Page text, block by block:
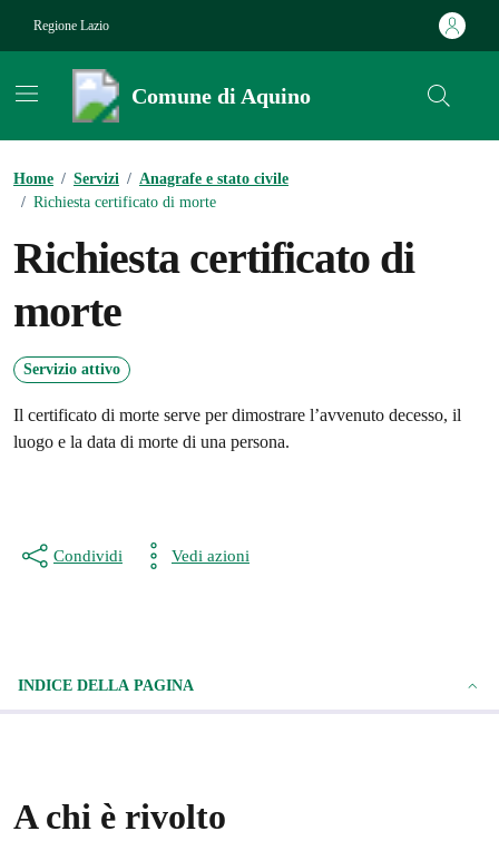
Regione Lazio
Comune di Aquino
Home / Servizi / Anagrafe e stato civile
/ Richiesta certificato di morte
Richiesta certificato di
morte
Servizio attivo
Il certificato di morte serve per dimostrare l’avvenuto decesso, il
luogo e la data di morte di una persona.
Condividi Vedi azioni
INDICE DELLA PAGINA
A chi è rivolto